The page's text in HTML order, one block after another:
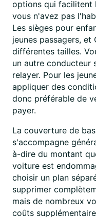
options qui facilitent
vous n'avez pas
Les sièges pour
jeunes passagers,
différentes tailles.
un autre conducteur
relayer. Pour les
appliquer des
donc préférable de
payer.
La couverture de
s'accompagne
à-dire du montant
voiture est
choisir un plan
supprimer
mais de nombreux
coûts